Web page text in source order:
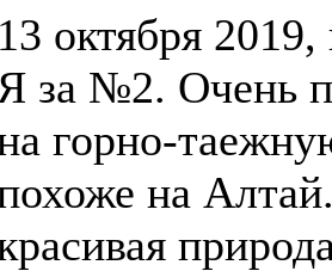
13 октября 2019,
за №2. Очень
горно-
на